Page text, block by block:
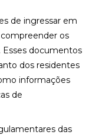
de ingressar em
os
documentos
dos residentes
informações
de
das